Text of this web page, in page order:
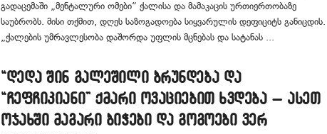
გადაცემაში „მენტალური ომები“ ქალისა და მამაკაცის ურთიერთობაზე
საუბრობს. მისი თქმით, დღეს საზოგადოება სიყვარულის დეფიციტს განიცდის.
„ქალების უმრავლესობა დაშორდა უფლის მცნებას და სატანას ...
“დედა შინ გალეშილი ბრუნდება და
“ჩეფჩიკიანი” ქმარი ოვაციებით ხვდება – ასეთ
ოჯახში მაგარი ბიჭები და გოგოები ვერ